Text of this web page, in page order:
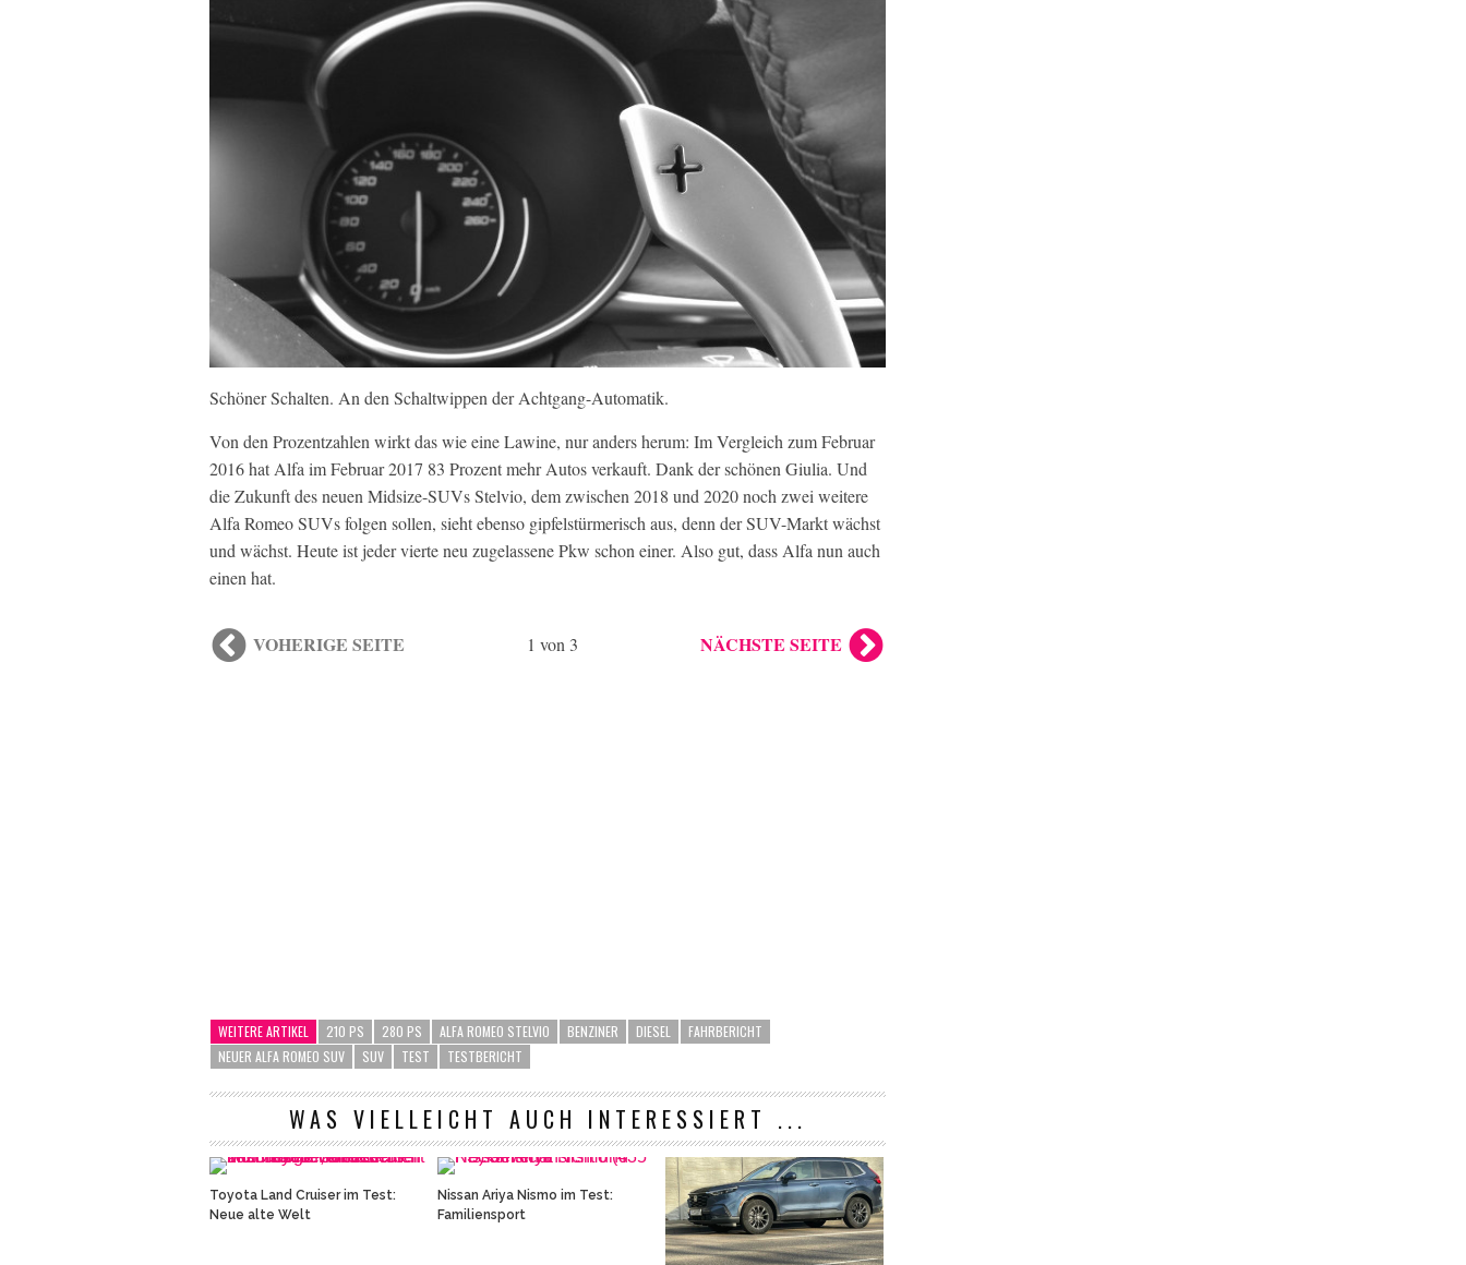
Schöner Schalten. An den Schaltwippen der Achtgang-Automatik.
Von den Prozentzahlen wirkt das wie eine Lawine, nur anders herum: Im Vergleich zum Februar
2016 hat Alfa im Februar 2017 83 Prozent mehr Autos verkauft. Dank der schönen Giulia. Und
die Zukunft des neuen Midsize-SUVs Stelvio, dem zwischen 2018 und 2020 noch zwei weitere
Alfa Romeo SUVs folgen sollen, sieht ebenso gipfelstürmerisch aus, denn der SUV-Markt wächst
und wächst. Heute ist jeder vierte neu zugelassene Pkw schon einer. Also gut, dass Alfa nun auch
einen hat.
VOHERIGE SEITE 1 von 3 NÄCHSTE SEITE
WEITERE ARTIKEL 210 PS 280 PS ALFA ROMEO STELVIO BENZINER DIESEL
FAHRBERICHT
NEUER ALFA ROMEO SUV
SUV TEST TESTBERICHT
WAS VIELLEICHT AUCH INTERESSIERT ...
Toyota Land Cruiser im Test:
Neue alte Welt
Nissan Ariya Nismo im Test:
Familiensport